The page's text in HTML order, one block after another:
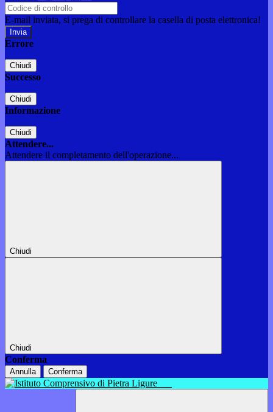
E-mail inviata, si prega di controllare la casella di posta elettronica!
Errore
Chiudi
Successo
Chiudi
Informazione
Chiudi
Attendere...
Attendere il completamento dell'operazione...
Chiudi
Chiudi
Conferma
Annulla Conferma